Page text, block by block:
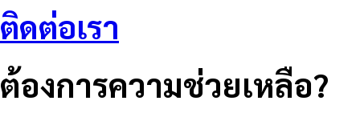
ติดต่อเรา
ต้องการความช่วยเหลือ?